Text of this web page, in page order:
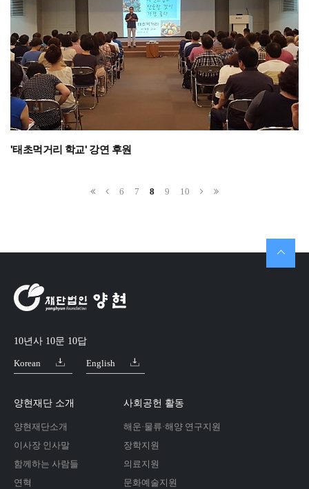
'태초먹거리 학교' 강연 후원
6 7 8 9 10
10년사 10문 10답
Korean English
양현재단 소개
양현재단소개
이사장 인사말
함께하는 사람들
연혁
사회공헌 활동
해운·물류·해양 연구지원
장학지원
의료지원
문화예술지원